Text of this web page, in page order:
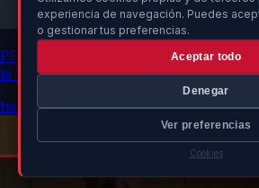
experiencia de navegación. Puedes
o gestionar tus preferencias.
Aceptar todo
Denegar
Ver preferencias
Cookies
PP pide que España renuncie al
la final
hace 11h